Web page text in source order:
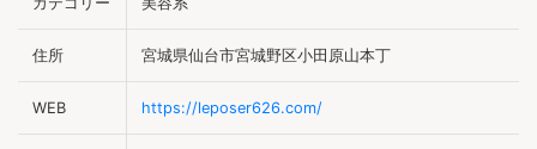
住所 宮城県仙台市宮城野区小田原山本丁
WEB https://leposer626.com/